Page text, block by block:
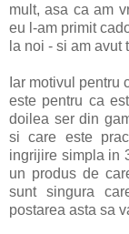
mult, asa ca am
eu l-am primit
la noi - si am avut
Iar motivul pentru
este pentru ca
doilea ser din
si care este
ingrijire simpla in
un produs de
sunt singura
postarea asta sa